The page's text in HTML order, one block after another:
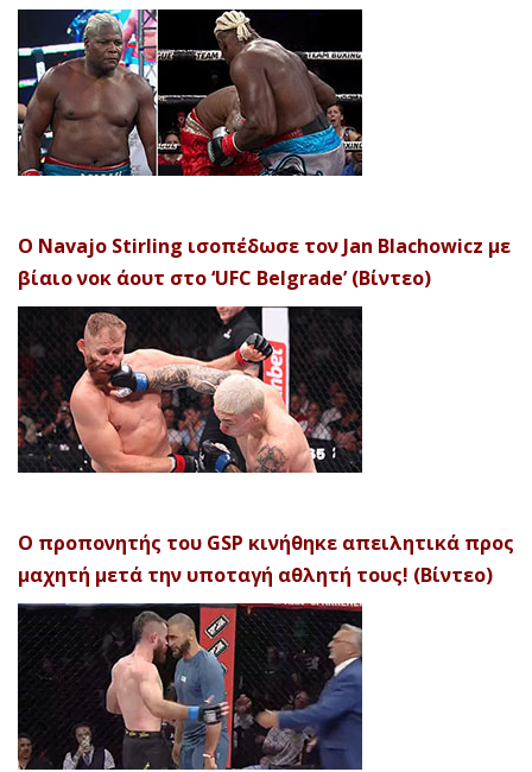
Ο Navajo Stirling ισοπέδωσε τον Jan Blachowicz με
βίαιο νοκ άουτ στο ‘UFC Belgrade’ (Βίντεο)
Ο προπονητής του GSP κινήθηκε απειλητικά προς
μαχητή μετά την υποταγή αθλητή τους! (Βίντεο)